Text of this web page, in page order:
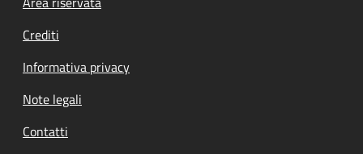
Crediti
Informativa privacy
Note legali
Contatti